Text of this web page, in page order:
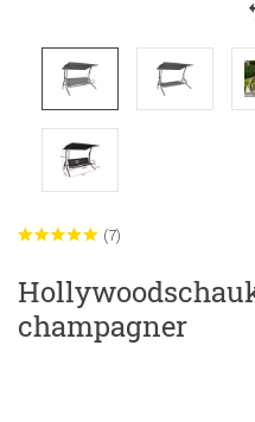
(7)
champagner